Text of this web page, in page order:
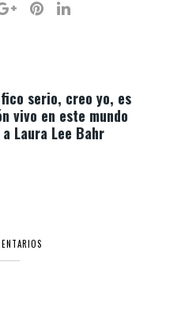
serio, creo yo, es
vivo en este mundo
Laura Lee Bahr